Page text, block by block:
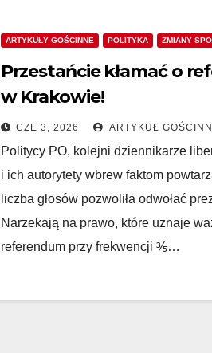
ARTYKUŁY GOŚCINNE POLITYKA ZMIANY
Przestańcie kłamać o
w Krakowie!
CZE 3, 2026 ARTYKUŁ
Politycy PO, kolejni dziennikarze
i ich autorytety wbrew faktom
liczba głosów pozwoliła odwołać
Narzekają na prawo, które uznaje
referendum przy frekwencji ⅗…